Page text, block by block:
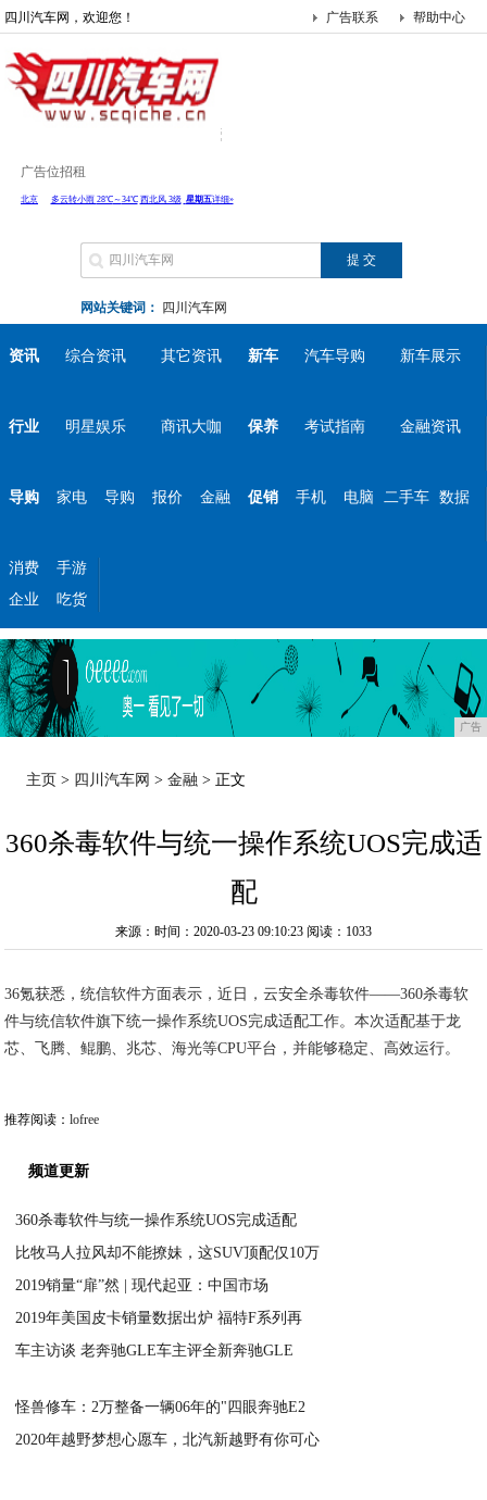
四川汽车网，欢迎您！ 帮助中心
广告联系
广告位招租
网站关键词： 四川汽车网
资讯 综合资讯 其它资讯 新车 汽车导购 新车展示
行业 明星娱乐 商讯大咖 保养 考试指南 金融资讯
导购 家电 导购 报价 金融 促销 手机 电脑 二手车 数据
消费
手游
企业
吃货
广告
主页 > 四川汽车网 >金融 > 正文
360杀毒软件与统一操作系统UOS完成适
配
来源：时间：2020-03-23 09:10:23 阅读：1033
36氪获悉，统信软件方面表示，近日，云安全杀毒软件——360杀毒软
件与统信软件旗下统一操作系统UOS完成适配工作。本次适配基于龙
芯、飞腾、鲲鹏、兆芯、海光等CPU平台，并能够稳定、高效运行。
推荐阅读：lofree
频道更新
360杀毒软件与统一操作系统UOS完成适配
比牧马人拉风却不能撩妹，这SUV顶配仅10万
2019销量“扉”然 | 现代起亚：中国市场
2019年美国皮卡销量数据出炉 福特F系列再
车主访谈 老奔驰GLE车主评全新奔驰GLE
怪兽修车：2万整备一辆06年的"四眼奔驰E2
2020年越野梦想心愿车，北汽新越野有你可心